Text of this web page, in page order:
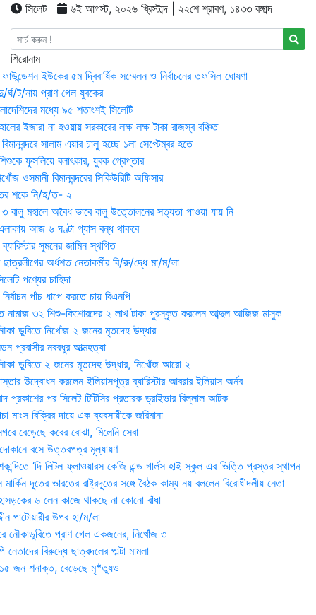
সিলেট ৬ই আগস্ট, ২০২৬ খ্রিস্টাব্দ | ২২শে শ্রাবণ, ১৪৩৩ বঙ্গাব্দ
শিরোনাম
ইউকের ৫ম দ্বিবার্ষিক সম্মেলন ও নির্বাচনের তফসিল ঘোষণা
ট/নায় প্রাণ গেল যুবকের
মধ্যে ৯৫ শতাংশই সিলেটি
ইজারা না হওয়ায় সরকারের লক্ষ লক্ষ টাকা রাজস্ব বঞ্চিত
সালাম এয়ার চালু হচ্ছে ১লা সেপ্টেম্বর হতে
ফুসলিয়ে বলাৎকার, যুবক গ্রেপ্তার
ওসমানী বিমানবন্দরের সিকিউরিটি অফিসার
শকে নি/হ/ত- ২
বালু মহালে অবৈধ ভাবে বালু উত্তোলনের সত্যতা পাওয়া যায় নি
আজ ৬ ঘণ্টা গ্যাস বন্ধ থাকবে
সুমনের জামিন স্থগিত
ছাত্রলীগের অর্ধশত নেতাকর্মীর বি/রু/দ্ধে মা/ম/লা
পণ্যের চাহিদা
পাঁচ ধাপে করতে চায় বিএনপি
নামাজ ৩২ শিশু-কিশোরদের ২ লাখ টাকা পুরস্কৃত করলেন আব্দুল আজিজ মাসুক
ডুবিতে নিখোঁজ ২ জনের মৃতদেহ উদ্ধার
প্রবাসীর নববধুর আত্মহত্যা
ডুবিতে ২ জনের মৃতদেহ উদ্ধার, নিখোঁজ আরো ২
উদ্বোধন করলেন ইলিয়াসপুত্র ব্যারিস্টার আবরার ইলিয়াস অর্নব
প্রকাশের পর সিলেট টিটিসির প্রতারক ড্রাইভার বিল্লাল আটক
মাংস বিক্রির দায়ে এক ব্যবসায়ীকে জরিমানা
বেড়েছে করের বোঝা, মিলেনি সেবা
বসে উত্তরপত্র মূল্যায়ণ
‘দি লিটল ফ্লাওয়ারস কেজি এন্ড গার্লস হাই স্কুল এর ভিত্তি প্রস্তর স্থাপন
দূতের ভারতের রাষ্ট্রদূতের সঙ্গে বৈঠক কাম্য নয় বললেন বিরোধীদলীয় নেতা
৬ লেন কাজে থাকছে না কোনো বাঁধা
পাটোয়ারীর উপর হা/ম/লা
নৌকাডুবিতে প্রাণ গেল একজনের, নিখোঁজ ৩
নেতাদের বিরুদ্ধে ছাত্রদলের পাল্টা মামলা
জন শনাক্ত, বেড়েছে মৃ*ত্যুও